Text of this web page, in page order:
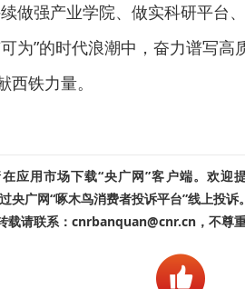
做强产业学院、做实科研平台
为”的时代浪潮中，奋力谱写高
铁力量。
应用市场下载“央广网”客户端。欢迎
央广网“啄木鸟消费者投诉平台”线上投
载请联系：cnrbanquan@cnr.cn，不尊重